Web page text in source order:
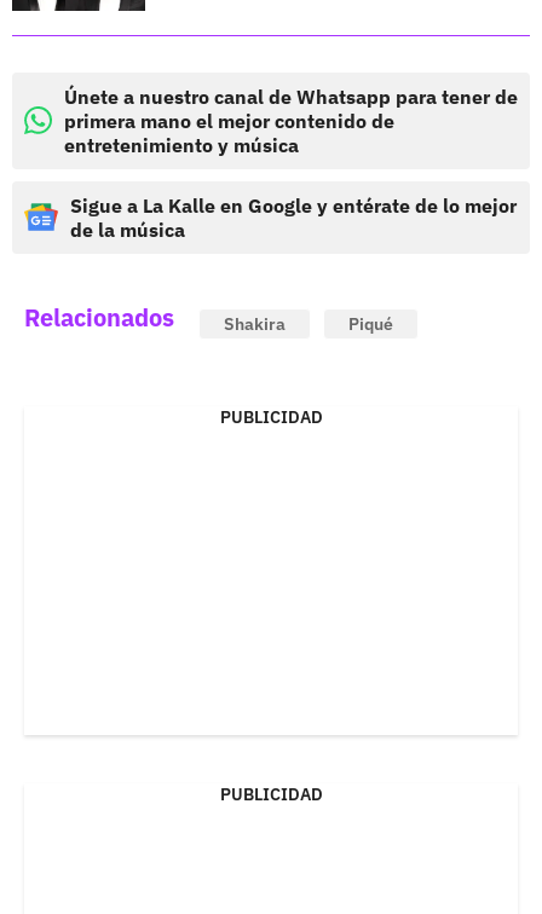
Únete a nuestro canal de Whatsapp para tener de
primera mano el mejor contenido de
entretenimiento y música
Sigue a La Kalle en Google y entérate de lo mejor
de la música
Relacionados Shakira Piqué
PUBLICIDAD
PUBLICIDAD